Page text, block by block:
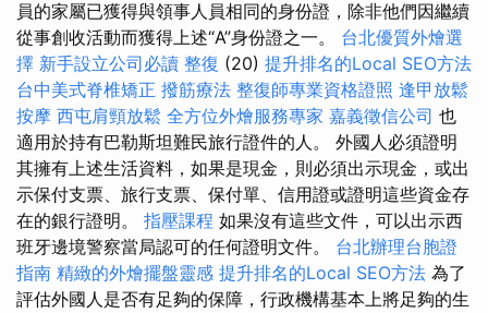
員的家屬已獲得與領事人員相同的身份證，除非他們因繼續
從事創收活動而獲得上述“A”身份證之一。 台北優質外燴選
擇 新手設立公司必讀 整復 (20) 提升排名的Local SEO方法
台中美式脊椎矯正 撥筋療法 整復師專業資格證照 逢甲放鬆
按摩 西屯肩頸放鬆 全方位外燴服務專家 嘉義徵信公司 也
適用於持有巴勒斯坦難民旅行證件的人。 外國人必須證明
其擁有上述生活資料，如果是現金，則必須出示現金，或出
示保付支票、旅行支票、保付單、信用證或證明這些資金存
在的銀行證明。 指壓課程 如果沒有這些文件，可以出示西
班牙邊境警察當局認可的任何證明文件。 台北辦理台胞證
指南 精緻的外燴擺盤靈感 提升排名的Local SEO方法 為了
評估外國人是否有足夠的保障，行政機構基本上將足夠的生